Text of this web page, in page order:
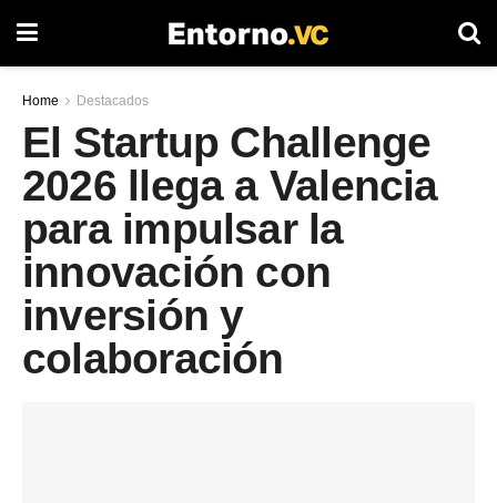
Home Destacados
El Startup Challenge
2026 llega a Valencia
para impulsar la
innovación con
inversión y
colaboración